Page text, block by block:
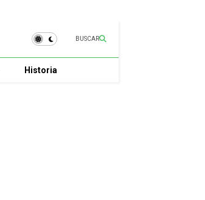
BUSCAR
Historia